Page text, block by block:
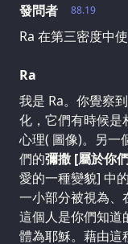
88.19
發問者
Ra 在第三密度中
Ra
我是 Ra。你覺察
化，它們有時候是
心理( 圖像)。另一
們的彌撒 [屬於你
愛的一種變貌] 中
一小部分被視為、
這個人是你們知道
體為耶穌。藉由這